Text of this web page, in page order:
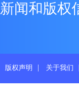
新闻和版权
版权声明 | 关于我们